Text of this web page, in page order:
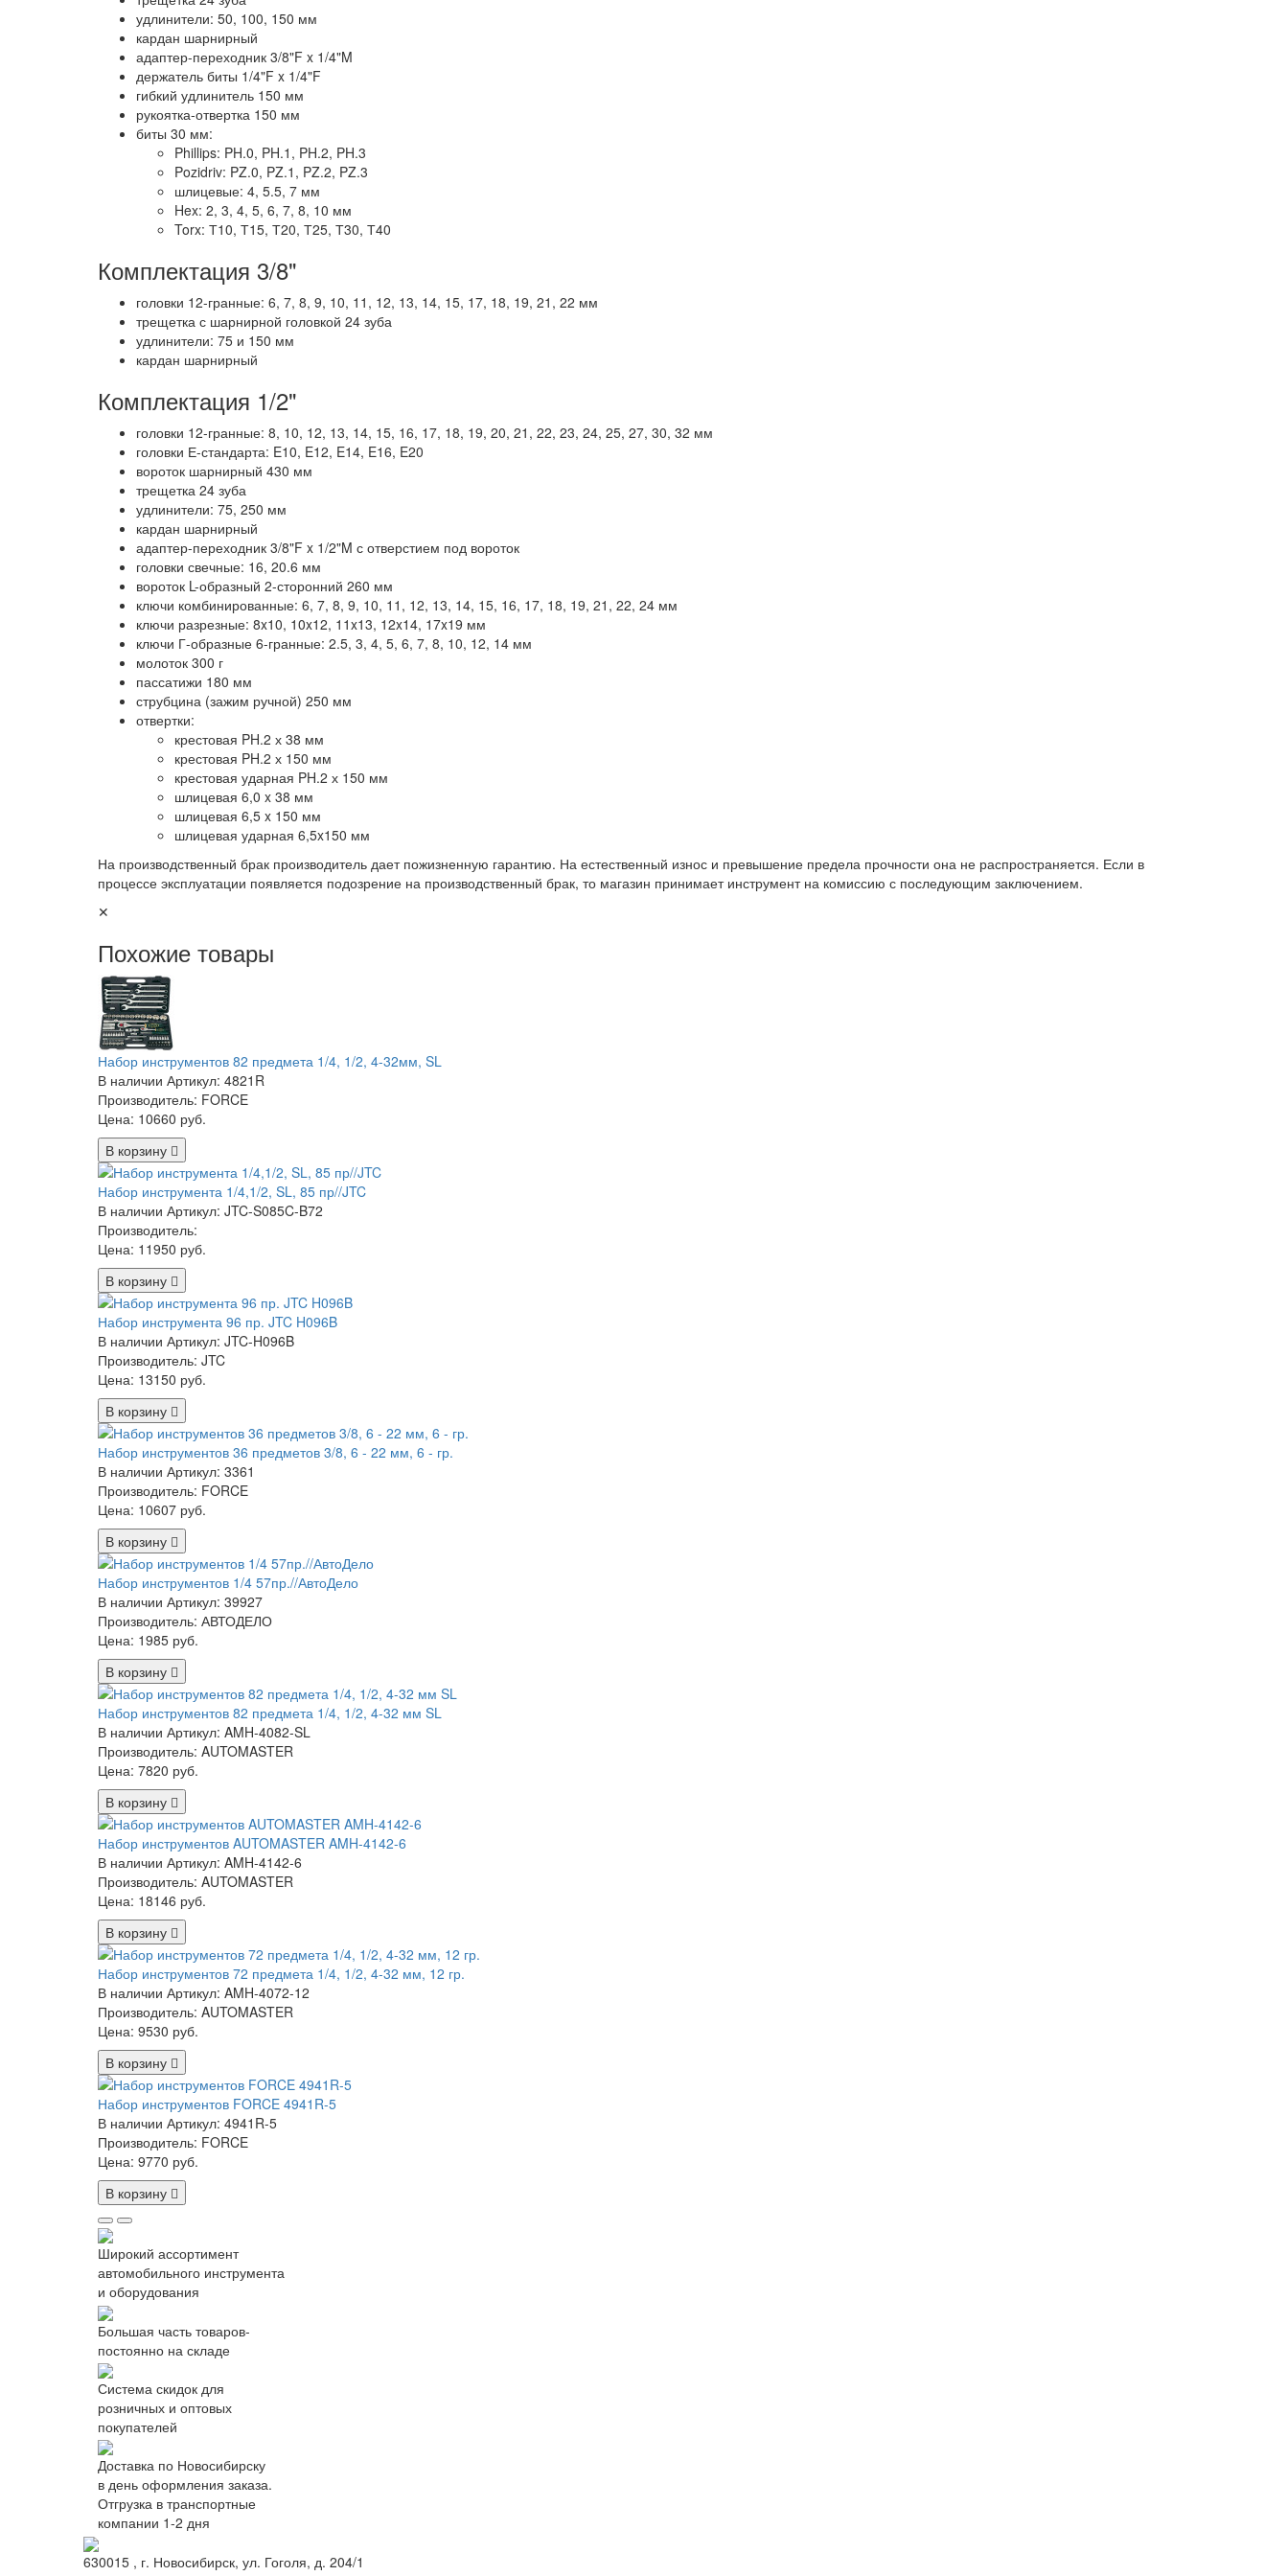
удлинители: 50, 100, 150 мм
кардан шарнирный
адаптер-переходник 3/8"F x 1/4"M
держатель биты 1/4"F x 1/4"F
гибкий удлинитель 150 мм
рукоятка-отвертка 150 мм
биты 30 мм:
Phillips: PH.0, PH.1, PH.2, PH.3
Pozidriv: PZ.0, PZ.1, PZ.2, PZ.3
шлицевые: 4, 5.5, 7 мм
Hex: 2, 3, 4, 5, 6, 7, 8, 10 мм
Torx: Т10, Т15, Т20, Т25, Т30, Т40
Комплектация 3/8"
головки 12-гранные: 6, 7, 8, 9, 10, 11, 12, 13, 14, 15, 17, 18, 19, 21, 22 мм
трещетка с шарнирной головкой 24 зуба
удлинители: 75 и 150 мм
кардан шарнирный
Комплектация 1/2"
головки 12-гранные: 8, 10, 12, 13, 14, 15, 16, 17, 18, 19, 20, 21, 22, 23, 24, 25, 27, 30, 32 мм
головки Е-стандарта: E10, E12, E14, E16, E20
вороток шарнирный 430 мм
трещетка 24 зуба
удлинители: 75, 250 мм
кардан шарнирный
адаптер-переходник 3/8"F x 1/2"M с отверстием под вороток
головки свечные: 16, 20.6 мм
вороток L-образный 2-сторонний 260 мм
ключи комбинированные: 6, 7, 8, 9, 10, 11, 12, 13, 14, 15, 16, 17, 18, 19, 21, 22, 24 мм
ключи разрезные: 8x10, 10x12, 11x13, 12x14, 17x19 мм
ключи Г-образные 6-гранные: 2.5, 3, 4, 5, 6, 7, 8, 10, 12, 14 мм
молоток 300 г
пассатижи 180 мм
струбцина (зажим ручной) 250 мм
отвертки:
крестовая PH.2 х 38 мм
крестовая PH.2 х 150 мм
крестовая ударная PH.2 х 150 мм
шлицевая 6,0 x 38 мм
шлицевая 6,5 x 150 мм
шлицевая ударная 6,5x150 мм
На производственный брак производитель дает пожизненную гарантию. На естественный износ и превышение предела прочности она не распространяется. Если в
процессе эксплуатации появляется подозрение на производственный брак, то магазин принимает инструмент на комиссию с последующим заключением.
✕
Похожие товары
Набор инструментов 82 предмета 1/4, 1/2, 4-32мм, SL
В наличии Артикул: 4821R
Производитель: FORCE
Цена: 10660 руб.
В корзину
Набор инструмента 1/4,1/2, SL, 85 пр//JTC
В наличии Артикул: JTC-S085C-B72
Производитель:
Цена: 11950 руб.
В корзину
Набор инструмента 96 пр. JTC H096B
В наличии Артикул: JTC-H096B
Производитель: JTC
Цена: 13150 руб.
В корзину
Набор инструментов 36 предметов 3/8, 6 - 22 мм, 6 - гр.
В наличии Артикул: 3361
Производитель: FORCE
Цена: 10607 руб.
В корзину
Набор инструментов 1/4 57пр.//АвтоДело
В наличии Артикул: 39927
Производитель: АВТОДЕЛО
Цена: 1985 руб.
В корзину
Набор инструментов 82 предмета 1/4, 1/2, 4-32 мм SL
В наличии Артикул: AMH-4082-SL
Производитель: AUTOMASTER
Цена: 7820 руб.
В корзину
Набор инструментов AUTOMASTER AMH-4142-6
В наличии Артикул: AMH-4142-6
Производитель: AUTOMASTER
Цена: 18146 руб.
В корзину
Набор инструментов 72 предмета 1/4, 1/2, 4-32 мм, 12 гр.
В наличии Артикул: AMH-4072-12
Производитель: AUTOMASTER
Цена: 9530 руб.
В корзину
Набор инструментов FORCE 4941R-5
В наличии Артикул: 4941R-5
Производитель: FORCE
Цена: 9770 руб.
В корзину
Широкий ассортимент
автомобильного инструмента
и оборудования
Большая часть товаров-
постоянно на складе
Система скидок для
розничных и оптовых
покупателей
Доставка по Новосибирску
в день оформления заказа.
Отгрузка в транспортные
компании 1-2 дня
630015 , г. Новосибирск, ул. Гоголя, д. 204/1